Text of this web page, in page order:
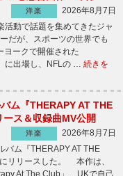
洋楽
2026年8月7日
動で話題を集めてきたジャ
だが、スポーツの世界でも
ークで開催された
に出場し、NFLの … 続きを
ム『THERAPY AT THE
ス＆収録曲MV公開
洋楽
2026年8月7日
ム『THERAPY AT THE
リリースした。 本作は、
At The Club」、UKで自己